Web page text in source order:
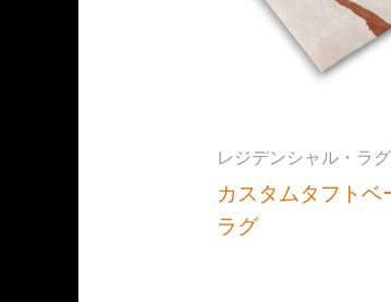
レジデンシャル・ラグ
カスタムタフトベ
ラグ